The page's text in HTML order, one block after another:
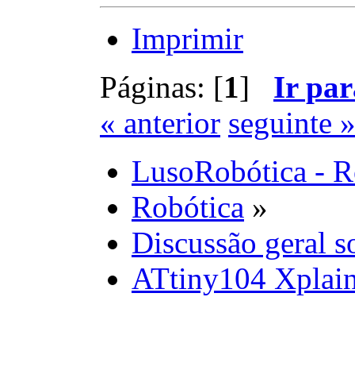
Imprimir
Páginas: [1] Ir
« anterior seguinte »
LusoRobótica -
Robótica »
Discussão geral
ATtiny104